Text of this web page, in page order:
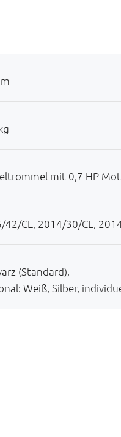
mit 0,7 HP
42/CE, 2014/30/CE,
(Standard),
Weiß, Silber,